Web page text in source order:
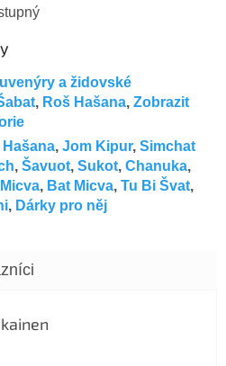
a židovské
, Roš Hašana, Zobrazit
Hašana, Jom Kipur, Simchat
, Šavuot, Sukot, Chanuka,
, Bat Micva, Tu Bi Švat,
, Dárky pro něj
je 5 z 5 hvězdiček.